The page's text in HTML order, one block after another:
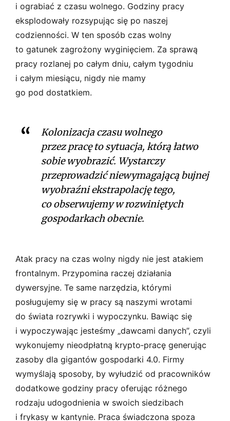
i ograbiać z czasu wolnego. Godziny pracy
eksplodowały rozsypując się po naszej
codzienności. W ten sposób czas wolny
to gatunek zagrożony wyginięciem. Za sprawą
pracy rozlanej po całym dniu, całym tygodniu
i całym miesiącu, nigdy nie mamy
go pod dostatkiem.
Kolonizacja czasu wolnego
przez pracę to sytuacja, którą łatwo
sobie wyobrazić. Wystarczy
przeprowadzić niewymagającą bujnej
wyobraźni ekstrapolację tego,
co obserwujemy w rozwiniętych
gospodarkach obecnie.
Atak pracy na czas wolny nigdy nie jest atakiem
frontalnym. Przypomina raczej działania
dywersyjne. Te same narzędzia, którymi
posługujemy się w pracy są naszymi wrotami
do świata rozrywki i wypoczynku. Bawiąc się
i wypoczywając jesteśmy „dawcami danych”, czyli
wykonujemy nieodpłatną krypto­‑pracę generując
zasoby dla gigantów gospodarki 4.0. Firmy
wymyślają sposoby, by wyłudzić od pracowników
dodatkowe godziny pracy oferując różnego
rodzaju udogodnienia w swoich siedzibach
i frykasy w kantynie. Praca świadczona spoza